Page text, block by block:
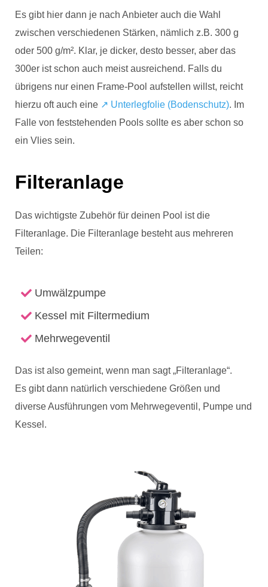
Es gibt hier dann je nach Anbieter auch die Wahl
zwischen verschiedenen Stärken, nämlich z.B. 300 g
oder 500 g/m². Klar, je dicker, desto besser, aber das
300er ist schon auch meist ausreichend. Falls du
übrigens nur einen Frame-Pool aufstellen willst, reicht
hierzu oft auch eine ↗️ Unterlegfolie (Bodenschutz). Im
Falle von feststehenden Pools sollte es aber schon so
ein Vlies sein.
Filteranlage
Das wichtigste Zubehör für deinen Pool ist die
Filteranlage. Die Filteranlage besteht aus mehreren
Teilen:
Umwälzpumpe
Kessel mit Filtermedium
Mehrwegeventil
Das ist also gemeint, wenn man sagt „Filteranlage“.
Es gibt dann natürlich verschiedene Größen und
diverse Ausführungen vom Mehrwegeventil, Pumpe und
Kessel.